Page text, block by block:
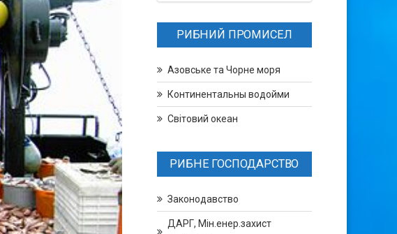
РИБНИЙ ПРОМИСЕЛ
Азовське та Чорне моря
Континентальны водойми
Світовий океан
РИБНЕ ГОСПОДАРСТВО
Законодавство
ДАРГ, Мін.енер.захист